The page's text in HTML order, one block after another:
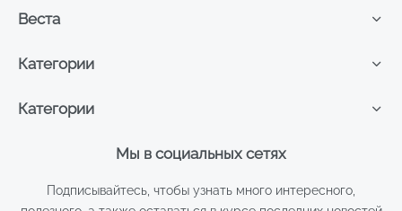
Мы в социальных сетях
Подписывайтесь, чтобы узнать много интересного,
Категории
Категории
Веста